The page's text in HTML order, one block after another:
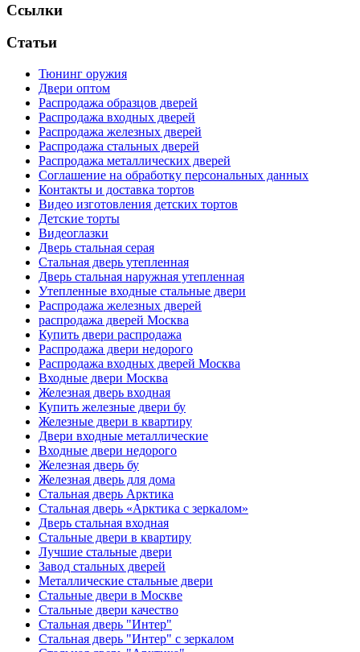
Ссылки
Статьи
Тюнинг оружия
Двери оптом
Распродажа образцов дверей
Распродажа входных дверей
Распродажа железных дверей
Распродажа стальных дверей
Распродажа металлических дверей
Соглашение на обработку персональных данных
Контакты и доставка тортов
Видео изготовления детских тортов
Детские торты
Видеоглазки
Дверь стальная серая
Стальная дверь утепленная
Дверь стальная наружная утепленная
Утепленные входные стальные двери
Распродажа железных дверей
распродажа дверей Москва
Купить двери распродажа
Распродажа двери недорого
Распродажа входных дверей Москва
Входные двери Москва
Железная дверь входная
Купить железные двери бу
Железные двери в квартиру
Двери входные металлические
Входные двери недорого
Железная дверь бу
Железная дверь для дома
Стальная дверь Арктика
Стальная дверь «Арктика с зеркалом»
Дверь стальная входная
Стальные двери в квартиру
Лучшие стальные двери
Завод стальных дверей
Металлические стальные двери
Стальные двери в Москве
Стальные двери качество
Стальная дверь "Интер"
Стальная дверь "Интер" с зеркалом